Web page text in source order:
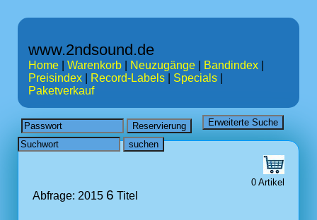
www.2ndsound.de
Home Warenkorb Neuzugänge Bandindex
Preisindex
Record-Labels Specials
Paketverkauf
0 Artikel
Abfrage: 2015 6 Titel